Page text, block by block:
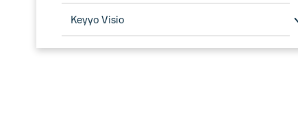
Keyyo Visio